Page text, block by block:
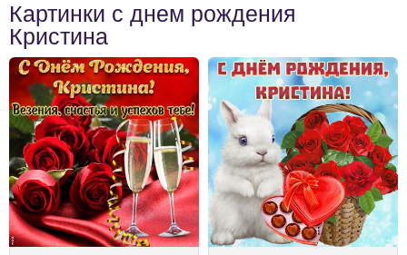
Картинки с днем рождения
Кристина